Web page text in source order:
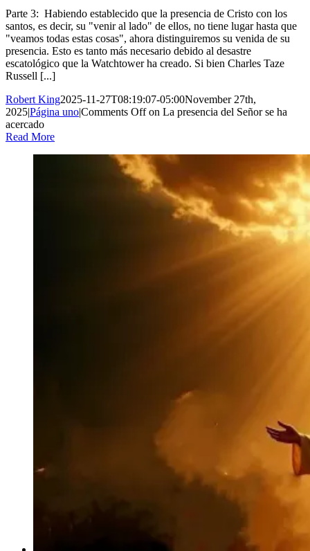
Parte 3: Habiendo establecido que la presencia de Cristo con los
santos, es decir, su "venir al lado" de ellos, no tiene lugar hasta que
"veamos todas estas cosas", ahora distinguiremos su venida de su
presencia. Esto es tanto más necesario debido al desastre
escatológico que la Watchtower ha creado. Si bien Charles Taze
Russell [...]
Robert King2025-11-27T08:19:07-05:00November 27th,
2025|Página uno|Comments Offon La presencia del Señor se ha
acercado
Read More